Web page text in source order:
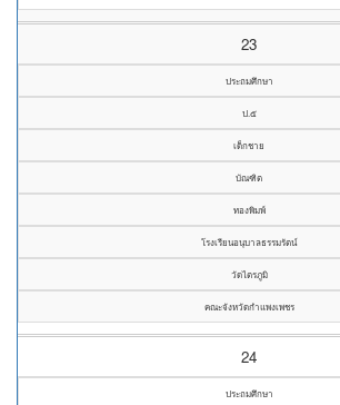
23
ประถมศึกษา
ป.๕
เด็กชาย
บัณฑิต
ทองพิมพ์
โรงเรียนอนุบาลธรรมรัตน์
วัดไตรภูมิ
คณะจังหวัดกำแพงเพชร
24
ประถมศึกษา